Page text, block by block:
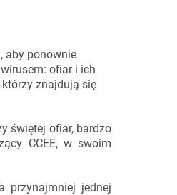
aby ponownie
ofiar i ich
znajdują się
świętej ofiar, bardzo
CCEE, w swoim
przynajmniej jednej